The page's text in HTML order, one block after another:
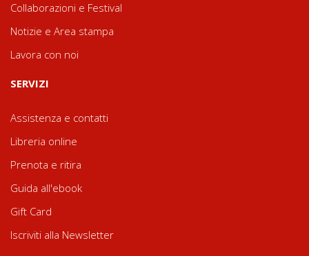
Collaborazioni e Festival
Notizie e Area stampa
Lavora con noi
SERVIZI
Assistenza e contatti
Libreria online
Prenota e ritira
Guida all'ebook
Gift Card
Iscriviti alla Newsletter